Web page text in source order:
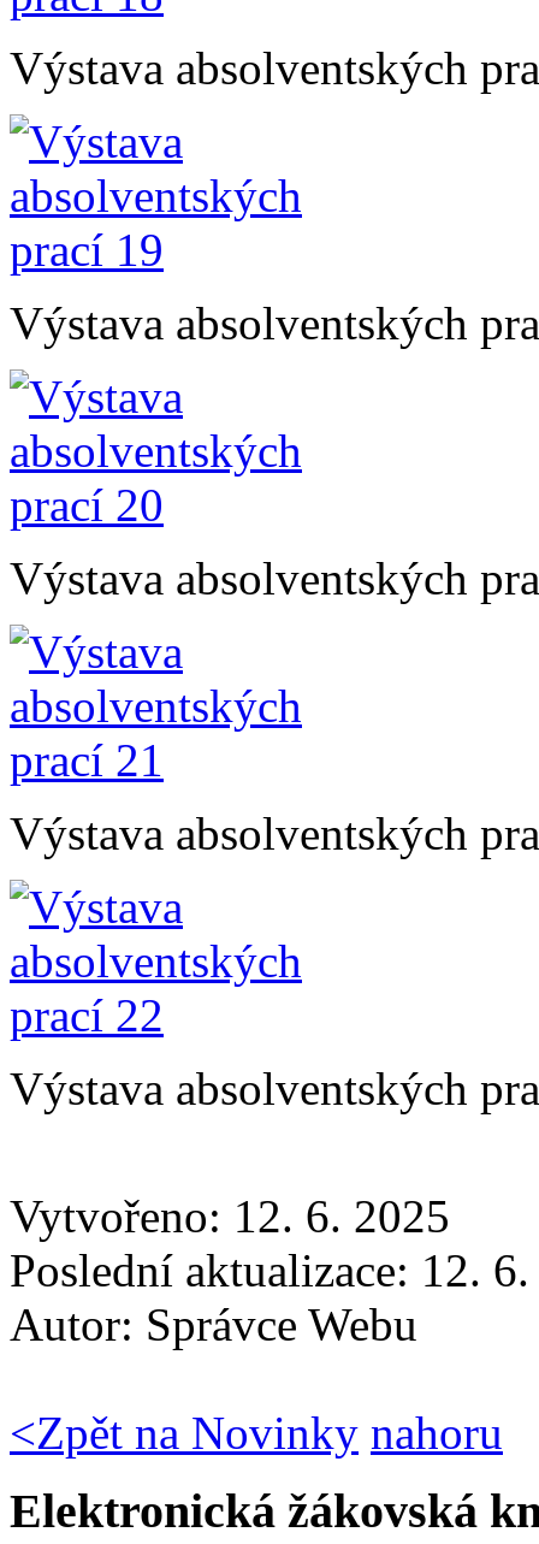
Výstava absolventských
Výstava absolventských
Výstava absolventských
Výstava absolventských
Výstava absolventských
Vytvořeno: 12. 6. 2025
Poslední aktualizace: 12.
Autor: Správce Webu
<Zpět na Novinky nahoru
Elektronická žákovská